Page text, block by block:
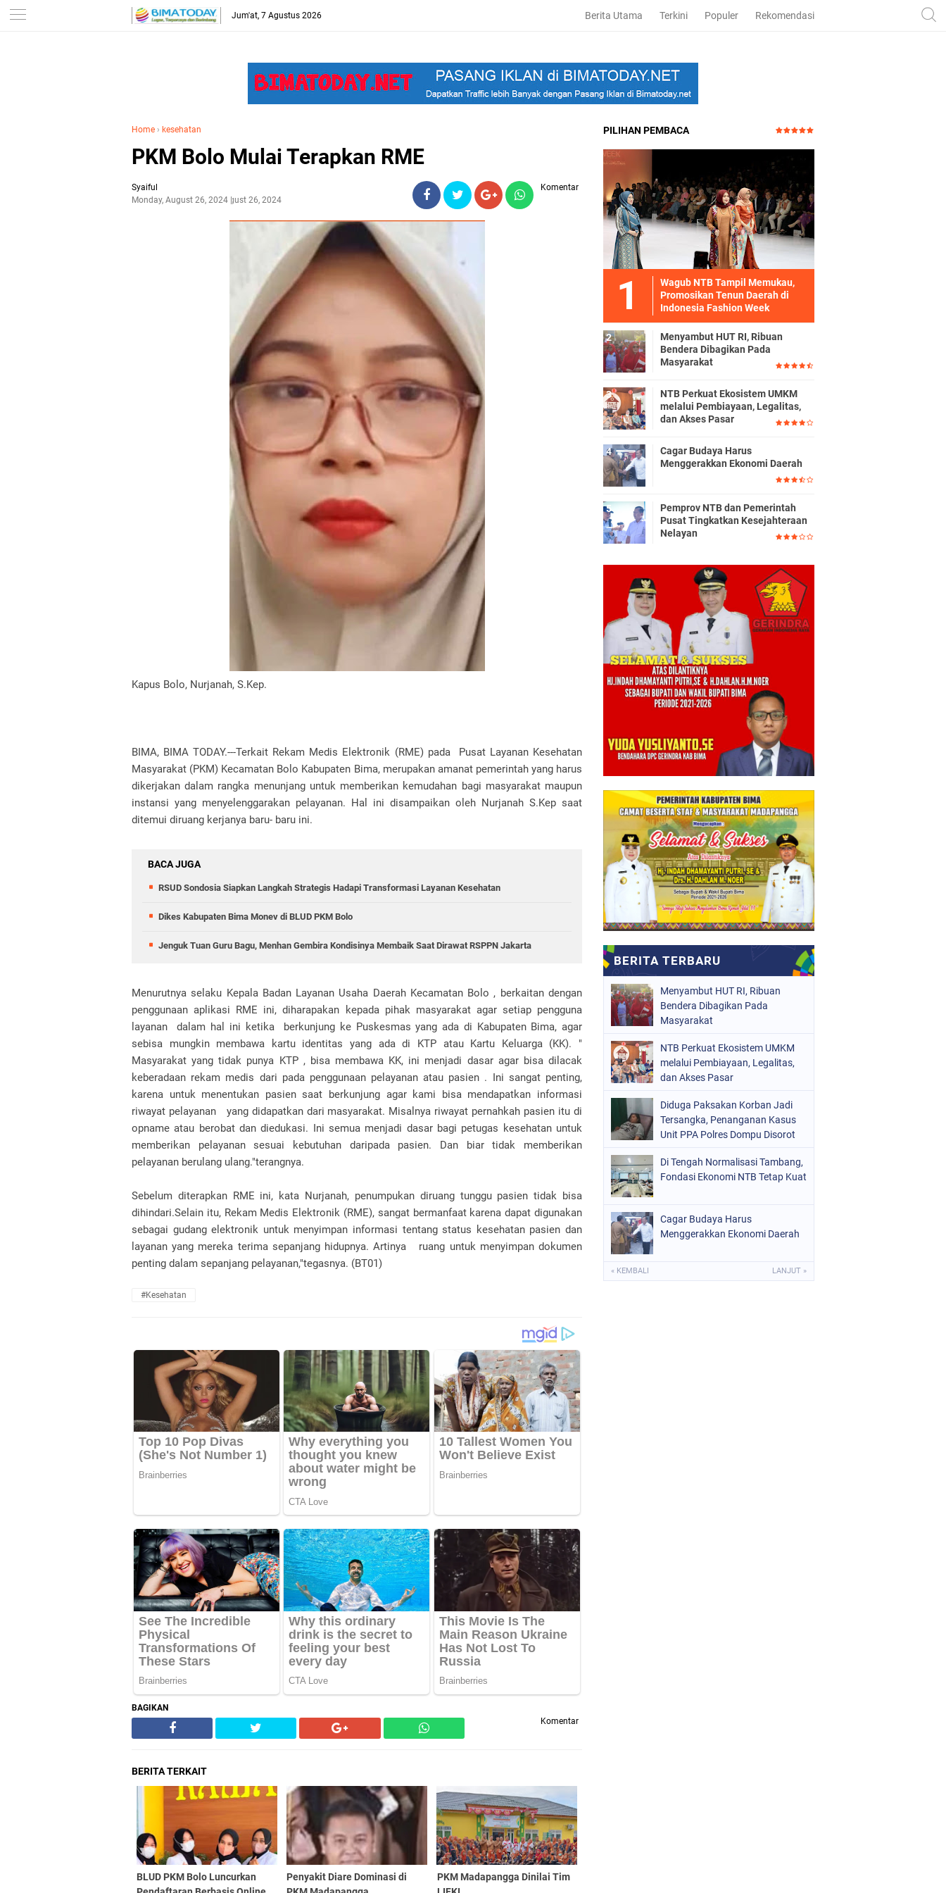
-->
Jum'at, 7 Agustus 2026 Berita Utama Terkini Populer Rekomendasi
Home › kesehatan
PKM Bolo Mulai Terapkan RME
Syaiful
Monday, August 26, 2024August 26, 2024
Komentar
Kapus Bolo, Nurjanah, S.Kep.
BIMA, BIMA TODAY.---Terkait Rekam Medis Elektronik (RME) pada Pusat Layanan Kesehatan
Masyarakat (PKM) Kecamatan Bolo Kabupaten Bima, merupakan amanat pemerintah yang harus
dikerjakan dalam rangka menunjang untuk memberikan kemudahan bagi masyarakat maupun
instansi yang menyelenggarakan pelayanan. Hal ini disampaikan oleh Nurjanah S.Kep saat
ditemui diruang kerjanya baru- baru ini.
BACA JUGA
RSUD Sondosia Siapkan Langkah Strategis Hadapi Transformasi Layanan Kesehatan
Dikes Kabupaten Bima Monev di BLUD PKM Bolo
Jenguk Tuan Guru Bagu, Menhan Gembira Kondisinya Membaik Saat Dirawat RSPPN Jakarta
Menurutnya selaku Kepala Badan Layanan Usaha Daerah Kecamatan Bolo , berkaitan dengan
penggunaan aplikasi RME ini, diharapakan kepada pihak masyarakat agar setiap pengguna
layanan dalam hal ini ketika berkunjung ke Puskesmas yang ada di Kabupaten Bima, agar
sebisa mungkin membawa kartu identitas yang ada di KTP atau Kartu Keluarga (KK). "
Masyarakat yang tidak punya KTP , bisa membawa KK, ini menjadi dasar agar bisa dilacak
keberadaan rekam medis dari pada penggunaan pelayanan atau pasien . Ini sangat penting,
karena untuk menentukan pasien saat berkunjung agar kami bisa mendapatkan informasi
riwayat pelayanan yang didapatkan dari masyarakat. Misalnya riwayat pernahkah pasien itu di
opname atau berobat dan diedukasi. Ini semua menjadi dasar bagi petugas kesehatan untuk
memberikan pelayanan sesuai kebutuhan daripada pasien. Dan biar tidak memberikan
pelayanan berulang ulang."terangnya.
Sebelum diterapkan RME ini, kata Nurjanah, penumpukan diruang tunggu pasien tidak bisa
dihindari.Selain itu, Rekam Medis Elektronik (RME), sangat bermanfaat karena dapat digunakan
sebagai gudang elektronik untuk menyimpan informasi tentang status kesehatan pasien dan
layanan yang mereka terima sepanjang hidupnya. Artinya ruang untuk menyimpan dokumen
penting dalam sepanjang pelayanan,"tegasnya. (BT01)
#kesehatan
BAGIKAN
Komentar
BERITA TERKAIT
BLUD PKM Bolo Luncurkan
Penyakit Diare Dominasi di
PKM Madapangga Dinilai Tim
PILIHAN PEMBACA
Wagub NTB Tampil Memukau,
Promosikan Tenun Daerah di
Indonesia Fashion Week
Menyambut HUT RI, Ribuan
Bendera Dibagikan Pada
Masyarakat
NTB Perkuat Ekosistem UMKM
melalui Pembiayaan, Legalitas,
dan Akses Pasar
Cagar Budaya Harus
Menggerakkan Ekonomi Daerah
Pemprov NTB dan Pemerintah
Pusat Tingkatkan Kesejahteraan
Nelayan
Menyambut HUT RI, Ribuan
Bendera Dibagikan Pada
Masyarakat
NTB Perkuat Ekosistem UMKM
melalui Pembiayaan, Legalitas,
dan Akses Pasar
Diduga Paksakan Korban Jadi
Tersangka, Penanganan Kasus
Unit PPA Polres Dompu Disorot
Di Tengah Normalisasi Tambang,
Fondasi Ekonomi NTB Tetap Kuat
Cagar Budaya Harus
Menggerakkan Ekonomi Daerah
« KEMBALI LANJUT »